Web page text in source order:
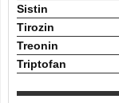
Sistin
Tirozin
Treonin
Triptofan